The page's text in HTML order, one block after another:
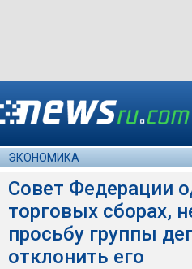
ЭКОНОМИКА
Совет Федерации
торговых сборах,
просьбу группы
отклонить его